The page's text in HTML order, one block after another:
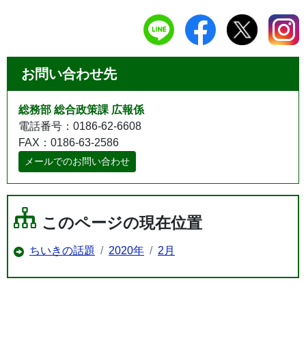
お問い合わせ先
総務部 総合政策課 広報係
電話番号：0186-62-6608
FAX：0186-63-2586
メールでのお問い合わせ
このページの現在位置
ちいきの話題 2020年 2月